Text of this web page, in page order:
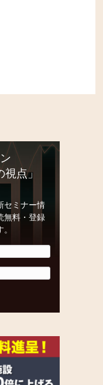
視点」
セミナー情
無料・登録